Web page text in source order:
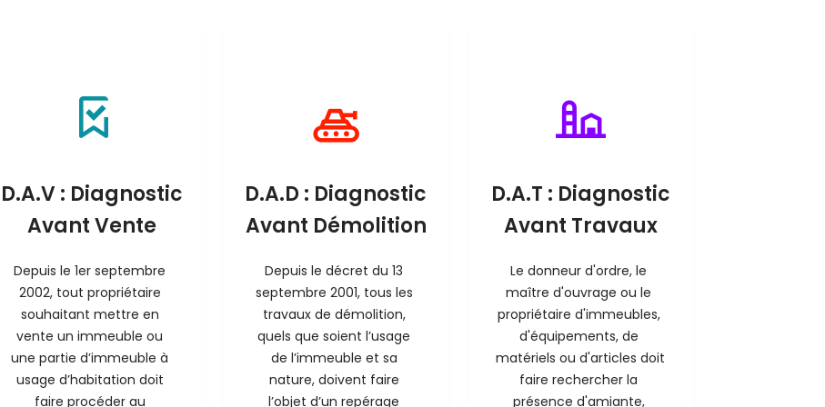
D.A.V : Diagnostic
Avant Vente
Depuis le 1er septembre
2002, tout propriétaire
souhaitant mettre en
vente un immeuble ou
une partie d’immeuble à
usage d’habitation doit
faire procéder au
D.A.D : Diagnostic
Avant Démolition
Depuis le décret du 13
septembre 2001, tous les
travaux de démolition,
quels que soient l’usage
de l’immeuble et sa
nature, doivent faire
l’objet d’un repérage
D.A.T : Diagnostic
Avant Travaux
Le donneur d'ordre, le
maître d'ouvrage ou le
propriétaire d'immeubles,
d'équipements, de
matériels ou d'articles doit
faire rechercher la
présence d'amiante,